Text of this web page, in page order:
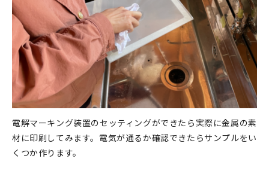
電解マーキング装置のセッティングができたら実際に金属の素
材に印刷してみます。電気が通るか確認できたらサンプルをい
くつか作ります。